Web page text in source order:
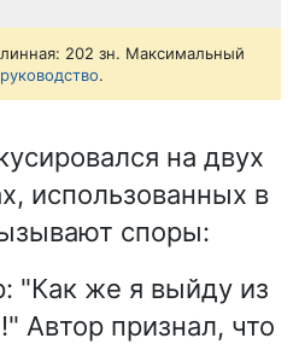
202 зн. Максимальный
руководство.
на двух
использованных в
споры:
"Как же я выйду из
Автор признал, что